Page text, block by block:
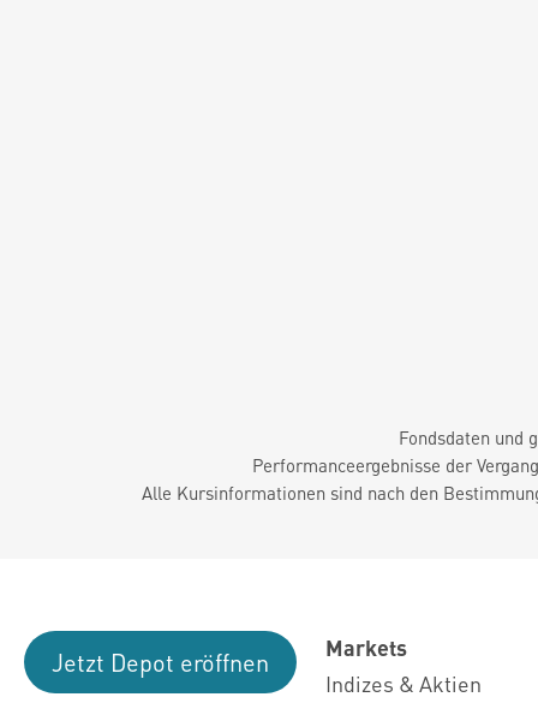
Fondsdaten und
Performanceergebnisse der
Alle Kursinformationen sind nach den
Jetzt Depot eröffnen
Markets
Indizes & Aktien